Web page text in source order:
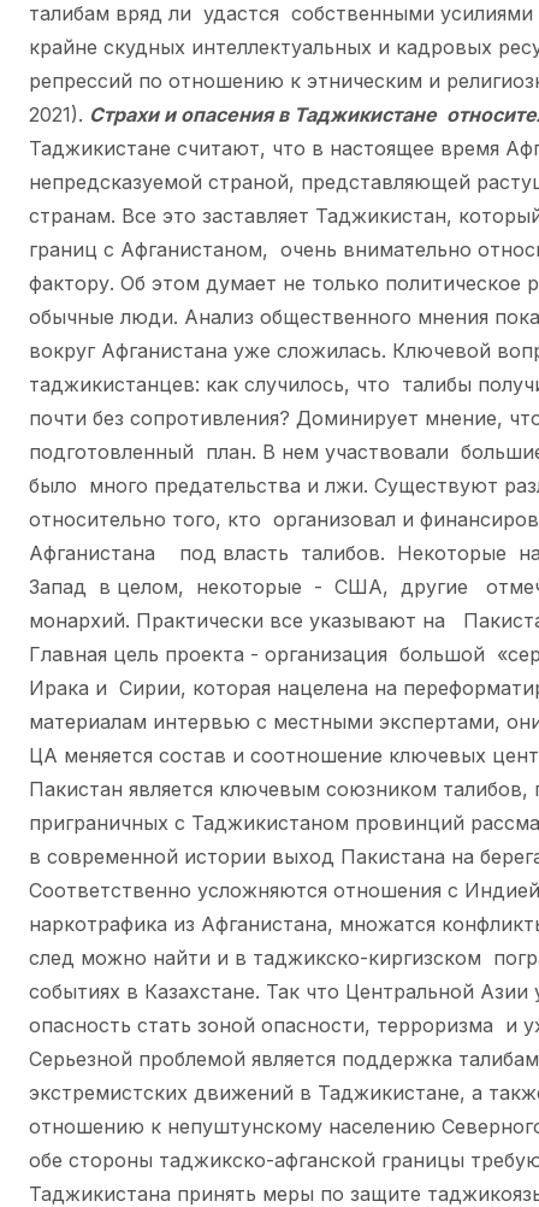
талибам вряд ли удастся собственными
крайне скудных интеллектуальных и кадровых
репрессий по отношению к этническим и
2021). Страхи и опасения в Таджикистане
Таджикистане считают, что в настоящее время
непредсказуемой страной, представляющей
странам. Все это заставляет Таджикистан,
границ с Афганистаном, очень внимательно
фактору. Об этом думает не только политическое
обычные люди. Анализ общественного мнения
вокруг Афганистана уже сложилась. Ключевой
таджикистанцев: как случилось, что талибы
почти без сопротивления? Доминирует мнение,
подготовленный план. В нем участвовали
было много предательства и лжи. Существуют
относительно того, кто организовал и
Афганистана под власть талибов. Некоторые
Запад в целом, некоторые - США, другие
монархий. Практически все указывают на
Главная цель проекта - организация большой
Ирака и Сирии, которая нацелена на
материалам интервью с местными экспертами,
ЦА меняется состав и соотношение ключевых
Пакистан является ключевым союзником талибов,
приграничных с Таджикистаном провинций
в современной истории выход Пакистана на
Соответственно усложняются отношения с
наркотрафика из Афганистана, множатся
след можно найти и в таджикско-киргизском
событиях в Казахстане. Так что Центральной Азии
опасность стать зоной опасности, терроризма и
Серьезной проблемой является поддержка
экстремистских движений в Таджикистане, а
отношению к непуштунскому населению
обе стороны таджикско-афганской границы
Таджикистана принять меры по защите